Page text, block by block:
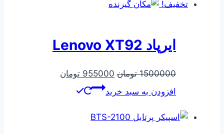
تخفیف!
ایرپاد Lenovo XT92
1500000 تومان قیمت
اصلی
بود.
955000 تومان
افزودن به سبد خرید